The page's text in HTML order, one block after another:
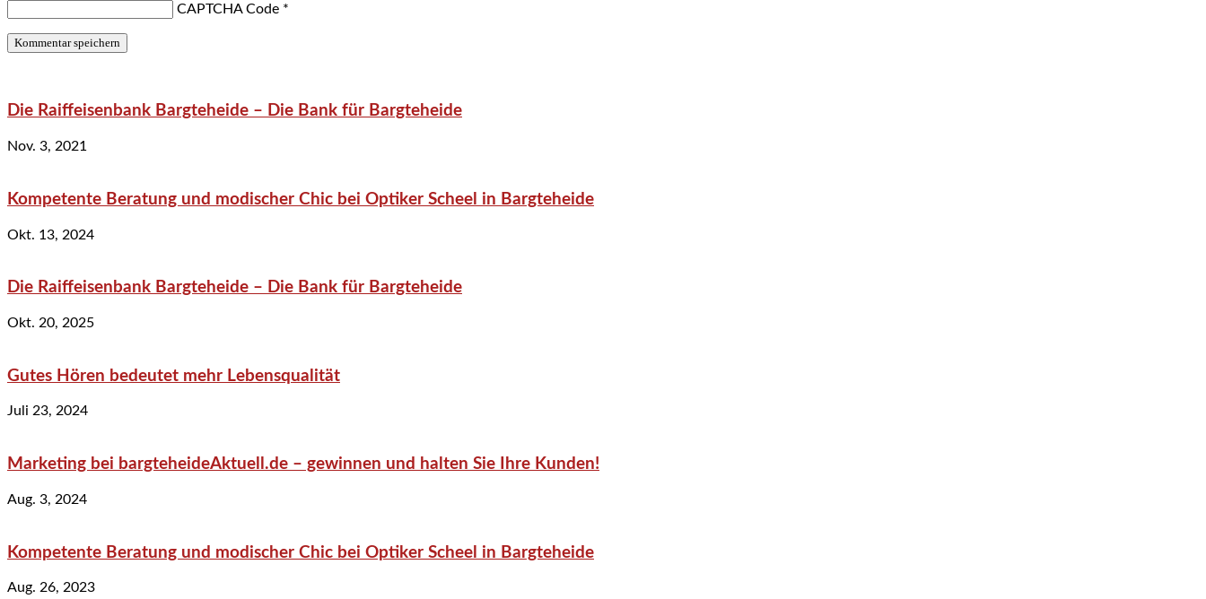
CAPTCHA Code *
Die Raiffeisenbank Bargteheide – Die Bank für Bargteheide
Nov. 3, 2021
Kompetente Beratung und modischer Chic bei Optiker Scheel in Bargteheide
Okt. 13, 2024
Die Raiffeisenbank Bargteheide – Die Bank für Bargteheide
Okt. 20, 2025
Gutes Hören bedeutet mehr Lebensqualität
Juli 23, 2024
Marketing bei bargteheideAktuell.de – gewinnen und halten Sie Ihre Kunden!
Aug. 3, 2024
Kompetente Beratung und modischer Chic bei Optiker Scheel in Bargteheide
Aug. 26, 2023